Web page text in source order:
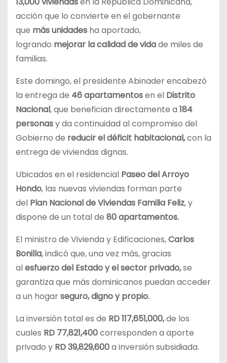
acción que lo convierte en el gobernante
que más unidades ha aportado,
logrando mejorar la calidad de vidade miles de
familias.
Este domingo, el presidente Abinader encabezó
la entrega de 46 apartamentosen el Distrito
Nacional, que benefician directamente a 184
personasy da continuidad al compromiso del
Gobierno de reducir el déficit habitacional,con la
entrega de viviendas dignas.
Ubicados en el residencial Paseo del Arroyo
Hondo, las nuevas viviendas forman parte
del Plan Nacional de Viviendas Familia Feliz, y
dispone de un total de 80 apartamentos.
El ministro de Vivienda y Edificaciones,Carlos
Bonilla, indicó que, una vez más, gracias
alesfuerzo del Estado y el sector privado,se
garantiza que más dominicanos puedan acceder
a un hogarseguro, digno y propio.
La inversión total es de RD 117,651,000,de los
cuales RD 77,821,400corresponden a aporte
privado y RD 39,829,600a inversión subsidiada.